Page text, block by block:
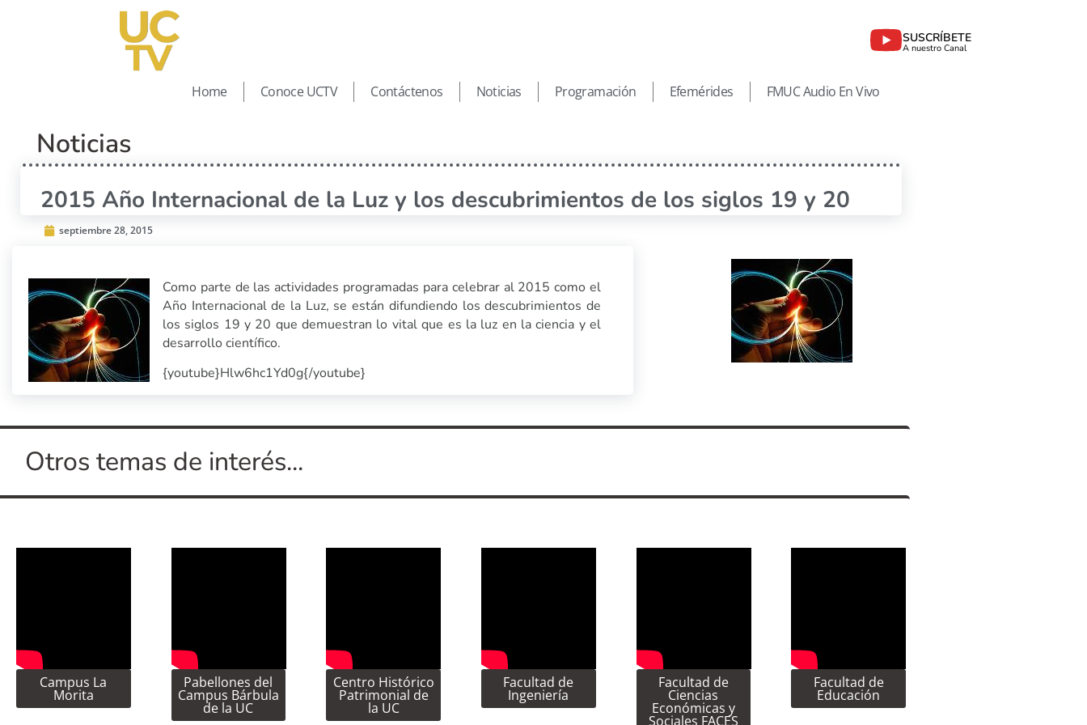
SUSCRÍBETE
A nuestro Canal
Home Conoce UCTV Contáctenos Noticias Programación Efemérides FMUC Audio En Vivo
Noticias
2015 Año Internacional de la Luz y los descubrimientos de los siglos 19 y 20
septiembre 28, 2015
Como parte de las actividades programadas para celebrar al 2015 como el
Año Internacional de la Luz, se están difundiendo los descubrimientos de
los siglos 19 y 20 que demuestran lo vital que es la luz en la ciencia y el
desarrollo científico.
{youtube}Hlw6hc1Yd0g{/youtube}
Otros temas de interés...
Campus La
Morita
Pabellones del
Campus Bárbula
de la UC
Centro Histórico
Patrimonial de
la UC
Facultad de
Ingeniería
Facultad de
Ciencias
Económicas y
Sociales FACES
Facultad de
Educación